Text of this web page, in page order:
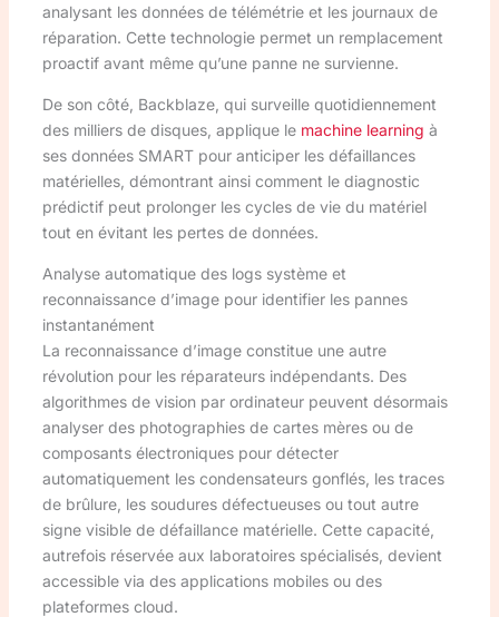
analysant les données de télémétrie et les journaux de
réparation. Cette technologie permet un remplacement
proactif avant même qu’une panne ne survienne.
De son côté, Backblaze, qui surveille quotidiennement
des milliers de disques, applique le machine learning à
ses données SMART pour anticiper les défaillances
matérielles, démontrant ainsi comment le diagnostic
prédictif peut prolonger les cycles de vie du matériel
tout en évitant les pertes de données.
Analyse automatique des logs système et
reconnaissance d’image pour identifier les pannes
instantanément
La reconnaissance d’image constitue une autre
révolution pour les réparateurs indépendants. Des
algorithmes de vision par ordinateur peuvent désormais
analyser des photographies de cartes mères ou de
composants électroniques pour détecter
automatiquement les condensateurs gonflés, les traces
de brûlure, les soudures défectueuses ou tout autre
signe visible de défaillance matérielle. Cette capacité,
autrefois réservée aux laboratoires spécialisés, devient
accessible via des applications mobiles ou des
plateformes cloud.